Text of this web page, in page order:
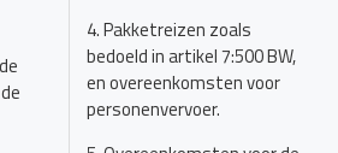
4. Pakketreizen zoals
bedoeld in artikel 7:500 BW,
en overeenkomsten voor
personenvervoer.